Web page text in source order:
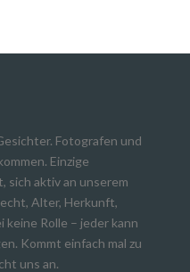
Fotografen und
Einzige
sich aktiv an unserem
Alter, Herkunft,
Rolle – jeder kann
Kommt einfach mal zu
uns an.